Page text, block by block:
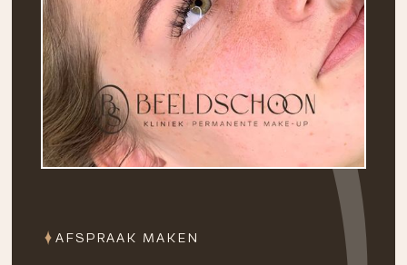
AFSPRAAK MAKEN